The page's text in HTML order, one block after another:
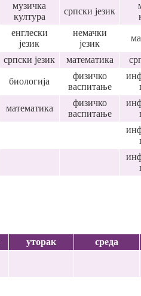
музичка
култура
српски језик
енглески
језик
немачки
језик
српски језик математика
биологија
физичко
васпитање
математика
физичко
васпитање
уторак среда